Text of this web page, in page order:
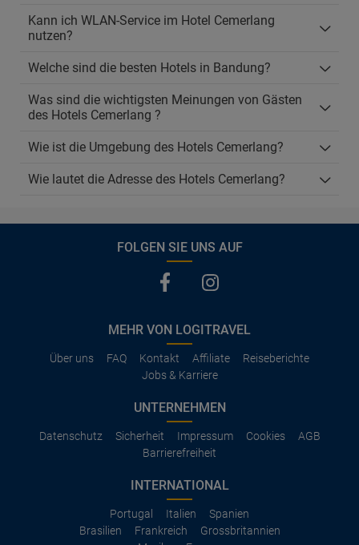
Kann ich WLAN-Service im Hotel Cemerlang
nutzen?
Welche sind die besten Hotels in Bandung?
Was sind die wichtigsten Meinungen von Gästen
des Hotels Cemerlang ?
Wie ist die Umgebung des Hotels Cemerlang?
Wie lautet die Adresse des Hotels Cemerlang?
FOLGEN SIE UNS AUF
MEHR VON LOGITRAVEL
Über uns FAQ Kontakt Affiliate
Reiseberichte
Jobs & Karriere
UNTERNEHMEN
Datenschutz Sicherheit Impressum Cookies
AGB
Barrierefreiheit
INTERNATIONAL
Portugal Italien
Spanien
Brasilien
Frankreich
Grossbritannien